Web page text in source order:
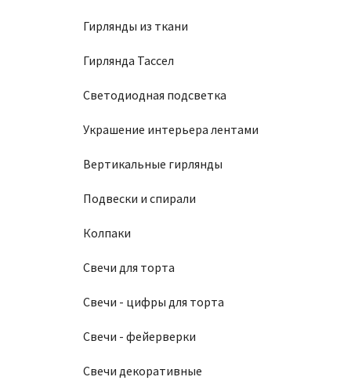
Гирлянды из ткани
Гирлянда Тассел
Светодиодная подсветка
Украшение интерьера лентами
Вертикальные гирлянды
Подвески и спирали
Колпаки
Свечи для торта
Свечи - цифры для торта
Свечи - фейерверки
Свечи декоративные